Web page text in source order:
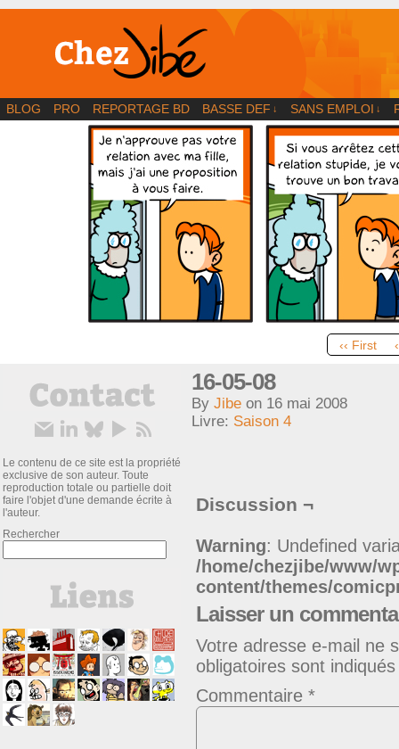
BD | Illustration | Blog
BLOG PRO REPORTAGE BD BASSE DEF ↓ SANS EMPLOI ↓
‹‹ First
Le contenu de ce site est la propriété
exclusive de son auteur. Toute
reproduction totale ou partielle doit
faire l'objet d'une demande écrite à
l'auteur.
Rechercher
16-05-08
By Jibe on 16 mai 2008
Livre: Saison 4
Discussion ¬
Warning: Undefined
/home/chezjibe/www/
content/themes/
Laisser un
Votre adresse e-mail ne
obligatoires sont
Commentaire *